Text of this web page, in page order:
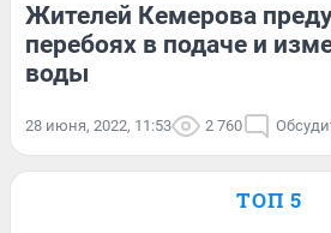
Жителей Кемерова
перебоях в подаче и
воды
28 июня, 2022, 11:53 2 760
ТОП 5